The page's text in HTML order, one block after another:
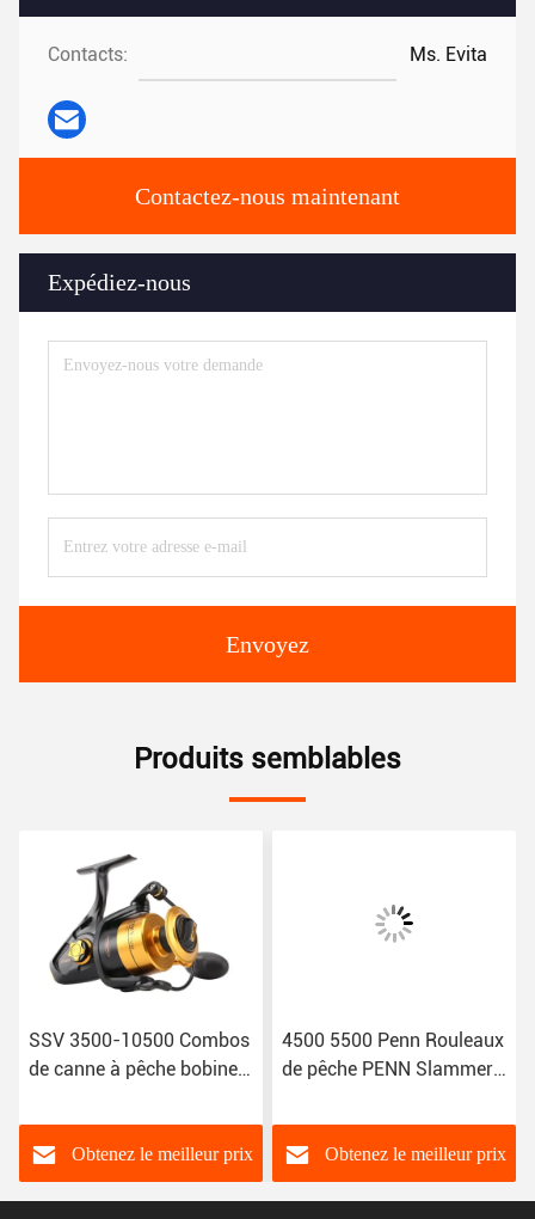
Contacts: Ms. Evita
Contactez-nous maintenant
Expédiez-nous
Envoyez
Produits semblables
SSV 3500-10500 Combos
de canne à pêche bobine
Corps en métal complet
Obtenez le meilleur prix
4500 5500 Penn Rouleaux
de pêche PENN Slammer
Rouleaux de pêche à la
brocheObtenez le meilleur prix